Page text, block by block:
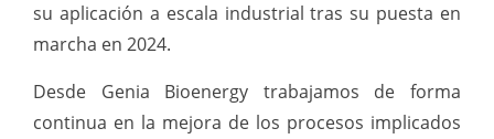
su aplicación a escala industrial tras su puesta en
marcha en 2024.
Desde Genia Bioenergy trabajamos de forma
continua en la mejora de los procesos implicados